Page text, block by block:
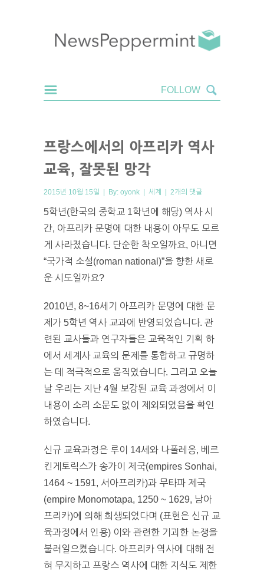
프랑스에서의 아프리카 역사
교육, 잘못된 망각
2015년 10월 15일 | By: oyonk | 세계 | 2개의 댓글
5학년(한국의 중학교 1학년에 해당) 역사 시
간, 아프리카 문명에 대한 내용이 아무도 모르
게 사라졌습니다. 단순한 착오일까요, 아니면
“국가적 소설(roman national)”을 향한 새로
운 시도일까요?
2010년, 8~16세기 아프리카 문명에 대한 문
제가 5학년 역사 교과에 반영되었습니다. 관
련된 교사들과 연구자들은 교육적인 기획 하
에서 세계사 교육의 문제를 통합하고 규명하
는 데 적극적으로 움직였습니다. 그리고 오늘
날 우리는 지난 4월 보강된 교육 과정에서 이
내용이 소리 소문도 없이 제외되었음을 확인
하였습니다.
신규 교육과정은 루이 14세와 나폴레옹, 베르
킨게토릭스가 송가이 제국(empires Sonhai,
1464 ~ 1591, 서아프리카)과 무타파 제국
(empire Monomotapa, 1250 ~ 1629, 남아
프리카)에 의해 희생되었다며 (표현은 신규 교
육과정에서 인용) 이와 관련한 기괴한 논쟁을
불러일으켰습니다. 아프리카 역사에 대해 전
혀 무지하고 프랑스 역사에 대한 지식도 제한